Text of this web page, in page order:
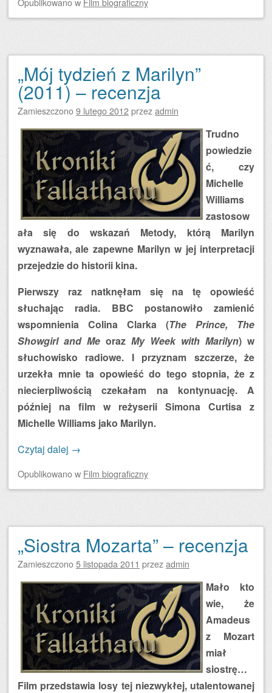
„Mój tydzień z Marilyn”
(2011) – recenzja
Zamieszczono9 lutego 2012przezadmin
Trudno
powiedzie
ć, czy
Michelle
Williams
zastosow
ała się do wskazań Metody, którą Marilyn
wyznawała, ale zapewne Marilyn w jej interpretacji
przejedzie do historii kina.
Pierwszy raz natknęłam się na tę opowieść
słuchając radia. BBC postanowiło zamienić
wspomnienia Colina Clarka (The Prince, The
Showgirl and Me oraz My Week with Marilyn) w
słuchowisko radiowe. I przyznam szczerze, że
urzekła mnie ta opowieść do tego stopnia, że z
niecierpliwością czekałam na kontynuację. A
później na film w reżyserii Simona Curtisa z
Michelle Williams jako Marilyn.
Czytaj dalej →
Opublikowanow Film biograficzny
„Siostra Mozarta” – recenzja
Zamieszczono5 listopada 2011 przezadmin
Mało kto
wie, że
Amadeus
z Mozart
miał
siostrę…
Film przedstawia losy tej niezwykłej, utalentowanej